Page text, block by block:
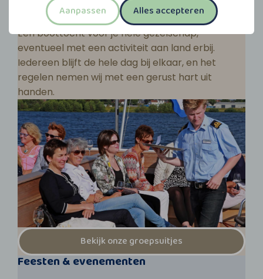
Aanpassen Alles accepteren
Groepsuitjes
Een boottocht voor je hele gezelschap,
eventueel met een activiteit aan land erbij.
Iedereen blijft de hele dag bij elkaar, en het
regelen nemen wij met een gerust hart uit
handen.
Bekijk onze groepsuitjes
Feesten & evenementen